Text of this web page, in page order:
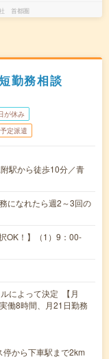
首都圏
勤務相談
が休み
定派遣
駅から徒歩10分／青
になれたら週2～3回の
OK！】（1）9：00-
によって決定 【月
働8時間、月21日勤務
から下車駅まで2km